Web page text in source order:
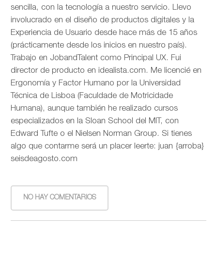
sencilla, con la tecnología a nuestro servicio. Llevo
involucrado en el diseño de productos digitales y la
Experiencia de Usuario desde hace más de 15 años
(prácticamente desde los inicios en nuestro país).
Trabajo en JobandTalent como Principal UX. Fui
director de producto en idealista.com. Me licencié en
Ergonomía y Factor Humano por la Universidad
Técnica de Lisboa (Faculdade de Motricidade
Humana), aunque también he realizado cursos
especializados en la Sloan School del MIT, con
Edward Tufte o el Nielsen Norman Group. Si tienes
algo que contarme será un placer leerte: juan {arroba}
seisdeagosto.com
NO HAY COMENTARIOS